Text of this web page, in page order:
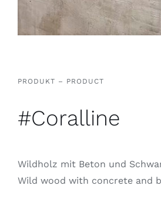
PRODUKT – PRODUCT
#Coralline
Wildholz mit Beton und
Wild wood with concrete and